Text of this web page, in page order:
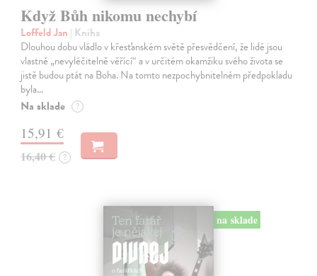
Když Bůh nikomu nechybí
Loffeld Jan | Kniha
Dlouhou dobu vládlo v křesťanském světě přesvědčení, že lidé jsou
vlastně „nevyléčitelně věřící“ a v určitém okamžiku svého života se
jistě budou ptát na Boha. Na tomto nezpochybnitelném předpokladu
byla…
Na sklade ?
15,91 €
16,40 € ?
na sklade